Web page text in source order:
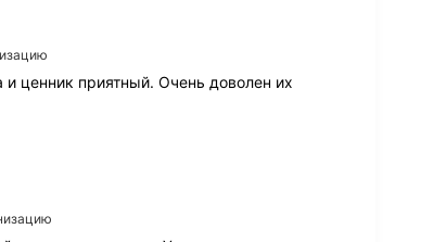
ценник приятный. Очень доволен их